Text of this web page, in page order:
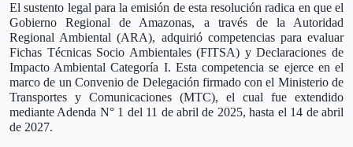
El sustento legal para la emisión de esta resolución radica en que el
Gobierno Regional de Amazonas, a través de la Autoridad
Regional Ambiental (ARA), adquirió competencias para evaluar
Fichas Técnicas Socio Ambientales (FITSA) y Declaraciones de
Impacto Ambiental Categoría I. Esta competencia se ejerce en el
marco de un Convenio de Delegación firmado con el Ministerio de
Transportes y Comunicaciones (MTC), el cual fue extendido
mediante Adenda N° 1 del 11 de abril de 2025, hasta el 14 de abril
de 2027.